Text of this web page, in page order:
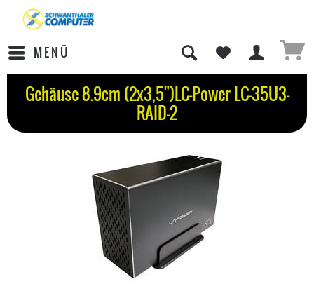
MENÜ
Gehäuse 8.9cm (2x3,5")LC-Power LC-35U3-
RAID-2